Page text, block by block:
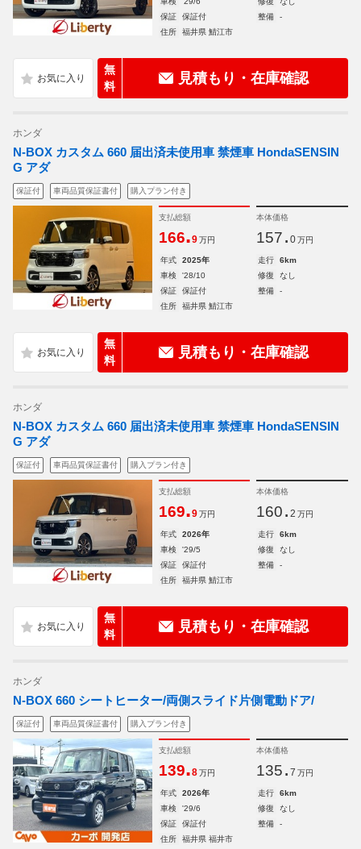
保証
保証付 整備
-
住所
福井県 鯖江市
無
料
見積もり・在庫確認
ホンダ
N-BOX カスタム 660 届出済未使用車 禁煙車 HondaSENSIN
G アダ
保証付 車両品質保証書付 購入プラン付き
支払総額
166.9 万円
本体価格
157. 0 万円
年式 2025年 走行
6km
車検
'28/10 修復
なし
保証
保証付 整備
-
住所
福井県 鯖江市
無
料
見積もり・在庫確認
ホンダ
N-BOX カスタム 660 届出済未使用車 禁煙車 HondaSENSIN
G アダ
保証付 車両品質保証書付 購入プラン付き
支払総額
169.9 万円
本体価格
160. 2 万円
年式 2026年 走行
6km
車検
'29/5 修復
なし
保証
保証付 整備
-
住所
福井県 鯖江市
無
料
見積もり・在庫確認
ホンダ
N-BOX 660 シートヒーター/両側スライド片側電動ドア/
保証付 車両品質保証書付 購入プラン付き
支払総額
139.8 万円
本体価格
135. 7 万円
年式 2026年 走行
6km
車検
'29/6 修復
なし
保証
保証付 整備
-
住所
福井県 福井市